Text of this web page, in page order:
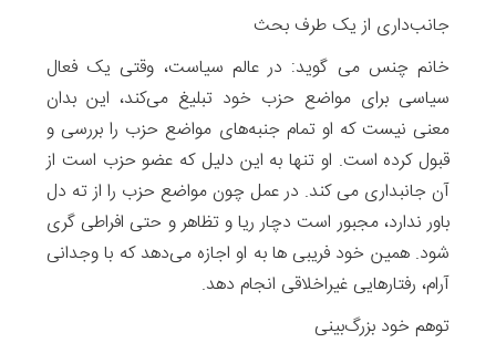
جانب‌داری از یک ‌طرف بحث
خانم چنس می گوید: در عالم سیاست، وقتی یک فعال
سیاسی برای مواضع حزب خود تبلیغ می‌کند، این بدان
معنی نیست که او تمام جنبه‌های مواضع حزب را بررسی و
قبول کرده است. او تنها به این دلیل که عضو حزب است از
آن جانبداری می کند. در عمل چون مواضع حزب را از ته دل
باور ندارد، مجبور است دچار ریا و تظاهر و حتی افراطی گری
شود. همین خود فریبی ها به او اجازه می‌دهد ‌که با وجدانی
آرام، رفتارهایی غیراخلاقی انجام دهد.
توهم خود بزرگ‌بینی